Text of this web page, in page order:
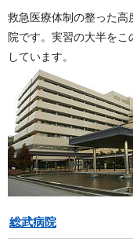
救急医療体制の整った
院です。実習の大半を
しています。
総武病院